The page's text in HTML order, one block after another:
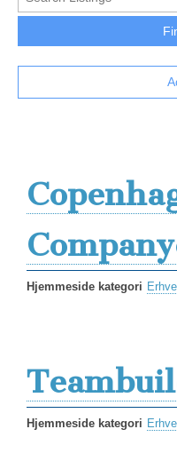
Hjemmeside kategori
Hjemmeside kategori